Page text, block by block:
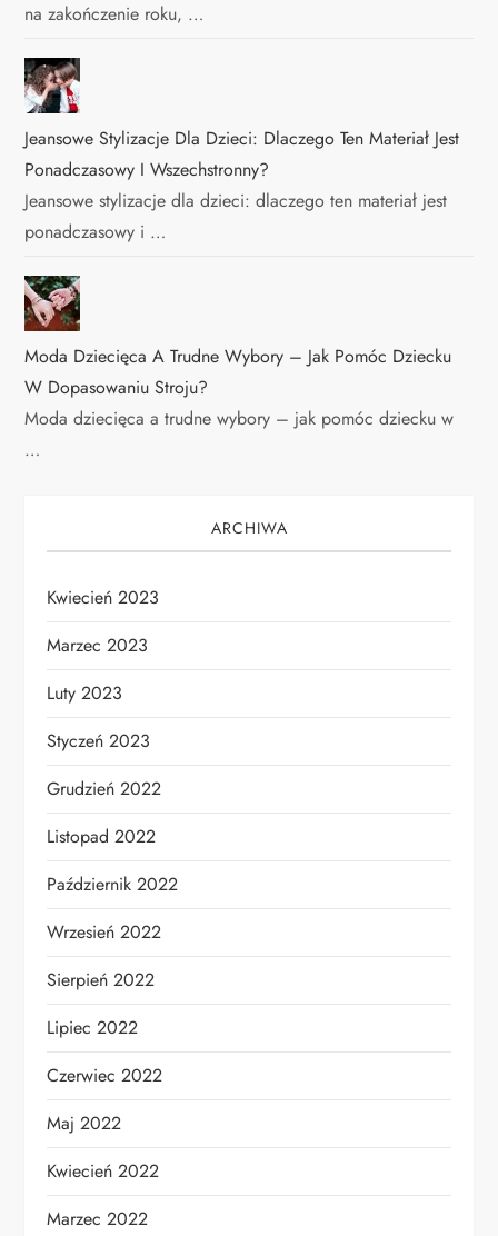
na zakończenie roku, …
Jeansowe Stylizacje Dla Dzieci: Dlaczego Ten Materiał Jest
Ponadczasowy I Wszechstronny?
Jeansowe stylizacje dla dzieci: dlaczego ten materiał jest
ponadczasowy i …
Moda Dziecięca A Trudne Wybory – Jak Pomóc Dziecku
W Dopasowaniu Stroju?
Moda dziecięca a trudne wybory – jak pomóc dziecku w
…
ARCHIWA
Kwiecień 2023
Marzec 2023
Luty 2023
Styczeń 2023
Grudzień 2022
Listopad 2022
Październik 2022
Wrzesień 2022
Sierpień 2022
Lipiec 2022
Czerwiec 2022
Maj 2022
Kwiecień 2022
Marzec 2022